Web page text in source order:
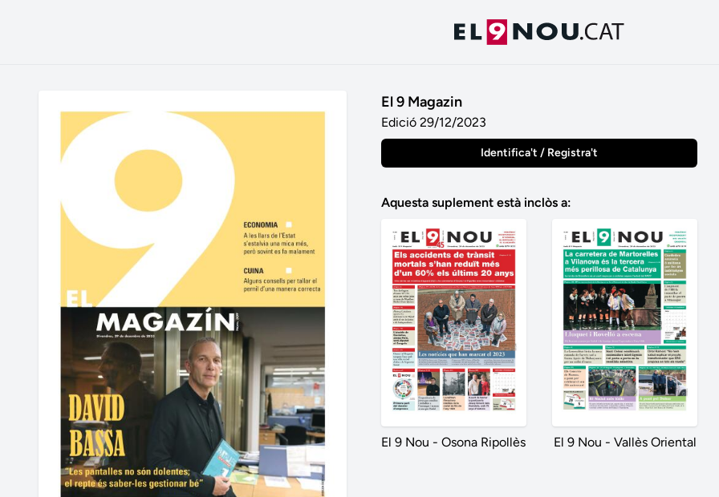
El 9 Magazin
Edició 29/12/2023
Identifica't / Registra't
Aquesta suplement està inclòs a:
El 9 Nou - Osona Ripollès El 9 Nou - Vallès Oriental